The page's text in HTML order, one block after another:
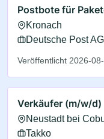
Postbote für
Kronach
Deutsche Post AG
Veröffentlicht 2026-
Verkäufer (m/w/d)
Neustadt bei
Takko